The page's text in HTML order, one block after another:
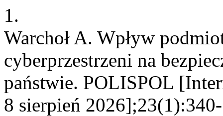
1.
Warchoł A. Wpływ
cyberprzestrzeni na
państwie. POLISPOL
8 sierpień